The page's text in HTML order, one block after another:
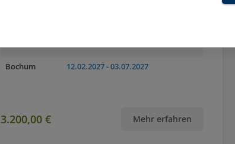
Bochum 12.02.2027- 03.07.2027
3.200,00 € Mehr erfahren